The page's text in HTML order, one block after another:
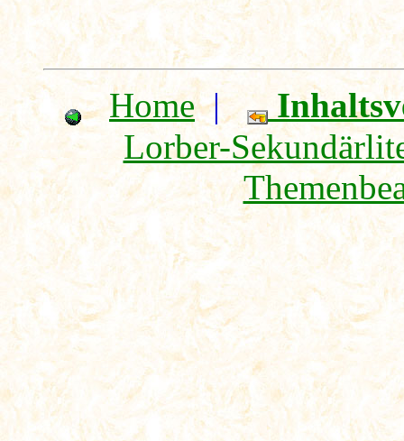
Home|
Lorber-